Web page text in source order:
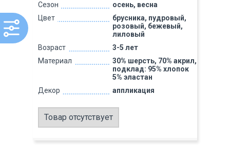
Сезон
осень, весна
Цвет
брусника, пудровый,
розовый, бежевый,
лиловый
Возраст
3-5 лет
Материал
30% шерсть, 70% акрил,
подклад: 95% хлопок
5% эластан
Декор
аппликация
Товар отсутствует